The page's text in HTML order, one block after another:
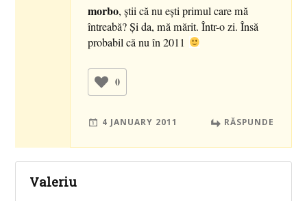
morbo, ştii că nu eşti primul care mă
întreabă? Şi da, mă mărit. Într-o zi. Însă
probabil că nu în 2011
0
4 JANUARY 2011 RĂSPUNDE
Valeriu